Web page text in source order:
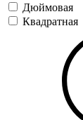
Дюймовая
Квадратная